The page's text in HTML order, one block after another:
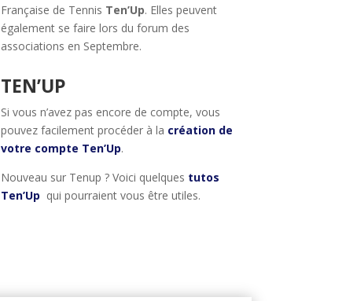
Française de Tennis Ten’Up. Elles peuvent
également se faire lors du forum des
associations en Septembre.
TEN’UP
Si vous n’avez pas encore de compte, vous
pouvez facilement procéder à la création de
votre compte Ten’Up.
Nouveau sur Tenup ? Voici quelques tutos
Ten’Up qui pourraient vous être utiles.